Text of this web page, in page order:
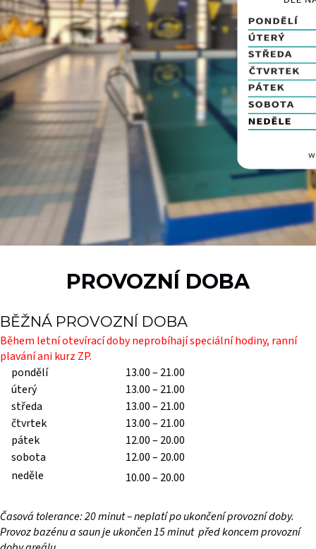
PROVOZNÍ DOBA
BĚŽNÁ PROVOZNÍ DOBA
Během letní otevírací doby neprobíhají speciální hodiny, ranní
plavání ani kurz ZP.
pondělí
13.00 – 21.00
úterý
13.00 – 21.00
středa
13.00 – 21.00
čtvrtek
13.00 – 21.00
pátek
12.00 – 20.00
sobota
12.00 – 20.00
neděle
10.00 – 20.00
Časová tolerance: 20 minut – neplatí po ukončení provozní doby.
Provoz bazénu a saun je ukončen 15 minut před koncem provozní